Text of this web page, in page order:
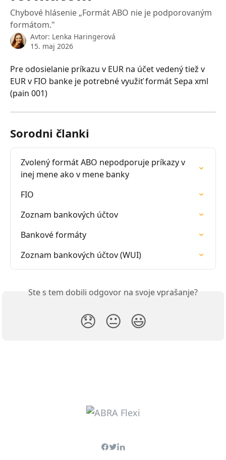
Chybové hlásenie „Formát ABO nie je podporovaným
formátom."
Avtor: Lenka Haringerová
15. maj 2026
Pre odosielanie príkazu v EUR na účet vedený tiež v
EUR v FIO banke je potrebné využiť formát Sepa xml
(pain 001)
Sorodni članki
Zvolený formát ABO nepodporuje príkazy v
inej mene ako v mene banky
FIO
Zoznam bankových účtov
Bankové formáty
Zoznam bankových účtov (WUI)
Ste s tem dobili odgovor na svoje vprašanje?
😞 😐 😃